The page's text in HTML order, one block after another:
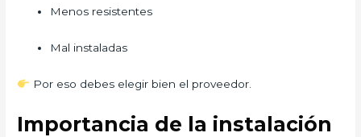
Menos resistentes
Mal instaladas
Por eso debes elegir bien el proveedor.
Importancia de la instalación